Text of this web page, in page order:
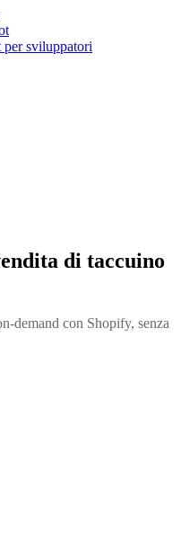
sviluppatori
di taccuino
demand con Shopify, senza